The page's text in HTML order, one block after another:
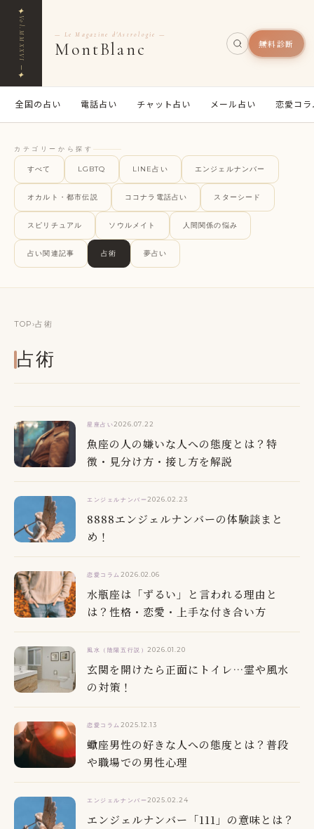
✦
Vol.MMXXVI ─
✦
— Le Magazine d'Astrologie —
MontBlanc 無料診断
全国の占い 電話占い チャット占い メール占い 恋愛コラ
カテゴリーから探す
すべて LGBTQ LINE占い エンジェルナンバー
オカルト・都市伝説 ココナラ電話占い スターシード
スピリチュアル ソウルメイト 人間関係の悩み
占い関連記事 占術 夢占い
TOP›占術
占術
星座占い2026.07.22
魚座の人の嫌いな人への態度とは？特
徴・見分け方・接し方を解説
エンジェルナンバー2026.02.23
8888エンジェルナンバーの体験談まと
め！
恋愛コラム 2026.02.06
水瓶座は「ずるい」と言われる理由と
は？性格・恋愛・上手な付き合い方
風水（陰陽五行説）2026.01.20
玄関を開けたら正面にトイレ…霊や風水
の対策！
恋愛コラム 2025.12.13
蠍座男性の好きな人への態度とは？普段
や職場での男性心理
エンジェルナンバー2025.02.24
エンジェルナンバー「111」の意味とは？